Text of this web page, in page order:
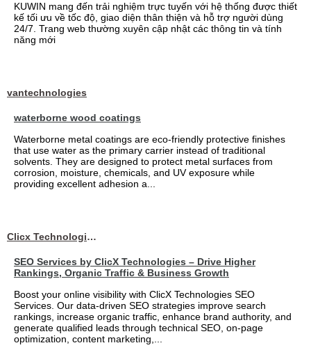
KUWIN mang đến trải nghiệm trực tuyến với hệ thống được thiết
kế tối ưu về tốc độ, giao diện thân thiện và hỗ trợ người dùng
24/7. Trang web thường xuyên cập nhật các thông tin và tính
năng mới
vantechnologies
waterborne wood coatings
Waterborne metal coatings are eco-friendly protective finishes
that use water as the primary carrier instead of traditional
solvents. They are designed to protect metal surfaces from
corrosion, moisture, chemicals, and UV exposure while
providing excellent adhesion a...
Clicx Technologies
SEO Services by ClicX Technologies – Drive Higher
Rankings, Organic Traffic & Business Growth
Boost your online visibility with ClicX Technologies SEO
Services. Our data-driven SEO strategies improve search
rankings, increase organic traffic, enhance brand authority, and
generate qualified leads through technical SEO, on-page
optimization, content marketing,...